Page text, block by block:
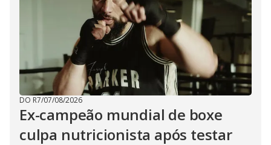
DO R7/07/08/2026
Ex-campeão mundial de boxe
culpa nutricionista após testar